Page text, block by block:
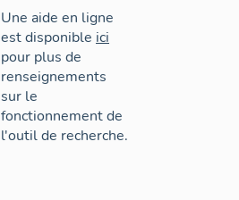
Une aide en ligne
est disponible ici
pour plus de
renseignements
sur le
fonctionnement de
l'outil de recherche.